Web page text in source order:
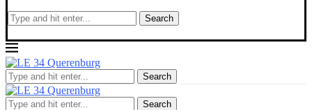
Search
Search
Search